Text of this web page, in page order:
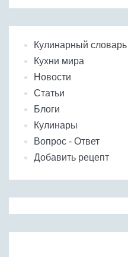
Кулинарный словарь
Кухни мира
Новости
Статьи
Блоги
Кулинары
Вопрос - Ответ
Добавить рецепт